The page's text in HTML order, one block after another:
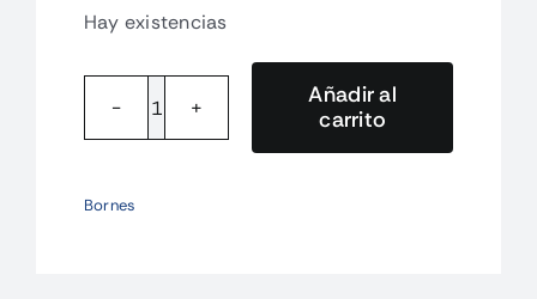
Hay existencias
1988300000
Añadir al
carrito
Bornes